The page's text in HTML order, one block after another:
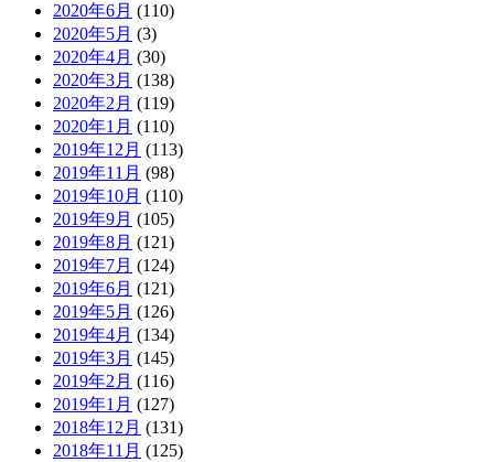
2020年6月 (110)
2020年5月 (3)
2020年4月 (30)
2020年3月 (138)
2020年2月 (119)
2020年1月 (110)
2019年12月 (113)
2019年11月 (98)
2019年10月 (110)
2019年9月 (105)
2019年8月 (121)
2019年7月 (124)
2019年6月 (121)
2019年5月 (126)
2019年4月 (134)
2019年3月 (145)
2019年2月 (116)
2019年1月 (127)
2018年12月 (131)
2018年11月 (125)